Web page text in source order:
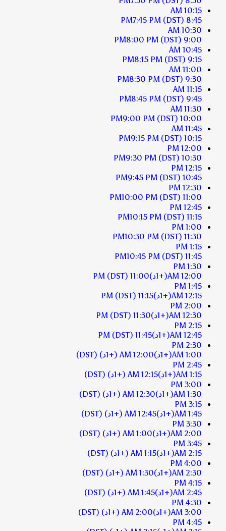
10:15 AM
8:45 PM
7:45 PM (DST)
10:30 AM
9:00 PM
8:00 PM (DST)
10:45 AM
9:15 PM
8:15 PM (DST)
11:00 AM
9:30 PM
8:30 PM (DST)
11:15 AM
9:45 PM
8:45 PM (DST)
11:30 AM
10:00 PM
9:00 PM (DST)
11:45 AM
10:15 PM
9:15 PM (DST)
12:00 PM
10:30 PM
9:30 PM (DST)
12:15 PM
10:45 PM
9:45 PM (DST)
12:30 PM
11:00 PM
10:00 PM (DST)
12:45 PM
11:15 PM
10:15 PM (DST)
1:00 PM
11:30 PM
10:30 PM (DST)
1:15 PM
11:45 PM
10:45 PM (DST)
1:30 PM
12:00 AM
(+1د) 11:00 PM
(DST)
1:45 PM
12:15 AM
(+1د) 11:15 PM
(DST)
2:00 PM
12:30 AM
(+1د) 11:30 PM
(DST)
2:15 PM
12:45 AM
(+1د) 11:45 PM
(DST)
2:30 PM
1:00 AM
(+1د) 12:00 AM (+1د)
(DST)
2:45 PM
1:15 AM
(+1د) 12:15 AM (+1د)
(DST)
3:00 PM
1:30 AM
(+1د) 12:30 AM (+1د)
(DST)
3:15 PM
1:45 AM
(+1د) 12:45 AM (+1د)
(DST)
3:30 PM
2:00 AM
(+1د) 1:00 AM (+1د)
(DST)
3:45 PM
2:15 AM
(+1د) 1:15 AM (+1د)
(DST)
4:00 PM
2:30 AM
(+1د) 1:30 AM (+1د)
(DST)
4:15 PM
2:45 AM
(+1د) 1:45 AM (+1د)
(DST)
4:30 PM
3:00 AM
(+1د) 2:00 AM (+1د)
(DST)
4:45 PM